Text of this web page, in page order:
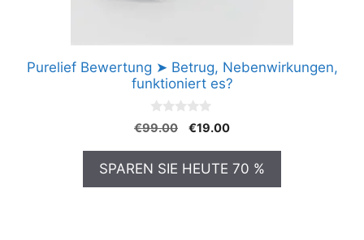
Purelief Bewertung ➤ Betrug, Nebenwirkungen,
funktioniert es?
0
v
5
€99.00
Ursprünglicher
war:
€99.00
€19.00Aktueller
ist:
€19.00.
SPAREN SIE HEUTE 70 %